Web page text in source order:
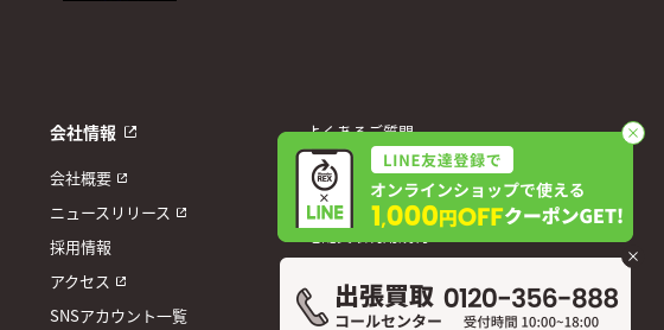
会社情報
会社概要
ニュースリリース
採用情報
アクセス
SNSアカウント一覧
よくあるご質問
お問い合わせ
個人情報保護方針
宅配買取利用規約